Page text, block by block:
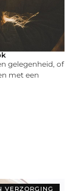
gelegenheid, of
met een
VERZORGING